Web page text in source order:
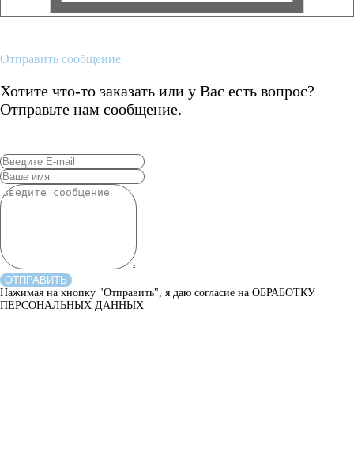
Отправить сообщение
Хотите что-то заказать или у Вас есть вопрос?
Отправьте нам сообщение.
ОТПРАВИТЬ
Нажимая на кнопку "Отправить", я даю согласие на ОБРАБОТКУ
ПЕРСОНАЛЬНЫХ ДАННЫХ